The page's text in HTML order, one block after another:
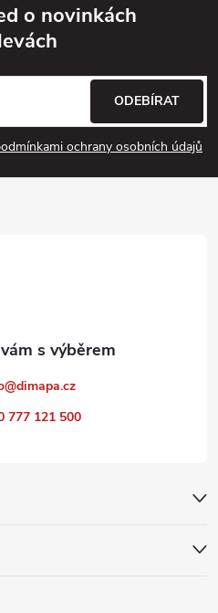
o novinkách
ochrany osobních údajů
ODEBÍRAT
@dimapa.cz
777 121 500